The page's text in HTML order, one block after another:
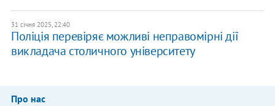
31 січня 2025, 22:40
Поліція перевіряє можливі неправомірні дії
викладача столичного університету
Про нас